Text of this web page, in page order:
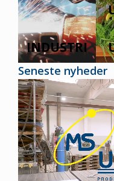
INDUSTRI
Seneste nyheder
Videoafspiller